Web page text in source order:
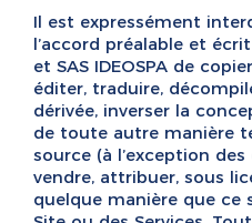
Il est expressément
l’accord préalable et
et SAS IDEOSPA de
éditer, traduire,
dérivée, inverser la
de toute autre manière
source (à l’exception
vendre, attribuer, sous
quelque manière que